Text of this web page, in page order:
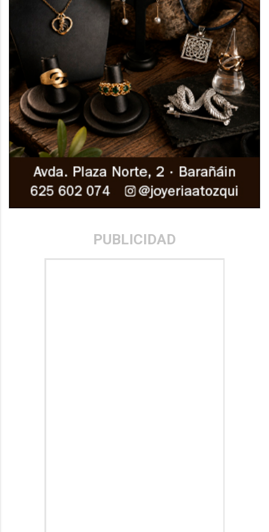
PUBLICIDAD